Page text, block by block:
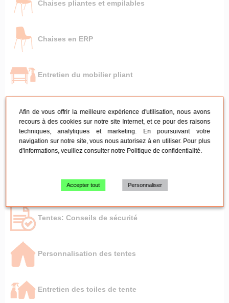
Chaises pliantes et empilables
Chaises en ERP
Entretien du mobilier pliant
Tentes pliantes par besoin
Capacité des tentes pliantes
Lestage des tentes pliantes
Tentes: Conseils de sécurité
Personnalisation des tentes
Entretien des toiles de tente
Afin de vous offrir la meilleure expérience d'utilisation, nous avons
recours à des cookies sur notre site Internet, et ce pour des raisons
techniques, analytiques et marketing. En poursuivant votre
navigation sur notre site, vous nous autorisez à en utiliser. Pour plus
d'informations, veuillez consulter notre Politique de confidentialité
Accepter tout Personnaliser